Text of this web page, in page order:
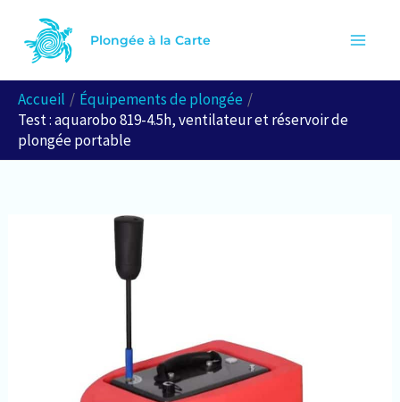
contenu
Plongée à la Carte
Accueil
Équipements de plongée
Test : aquarobo 819-4.5h, ventilateur et réservoir de
plongée portable
e
h
e
r